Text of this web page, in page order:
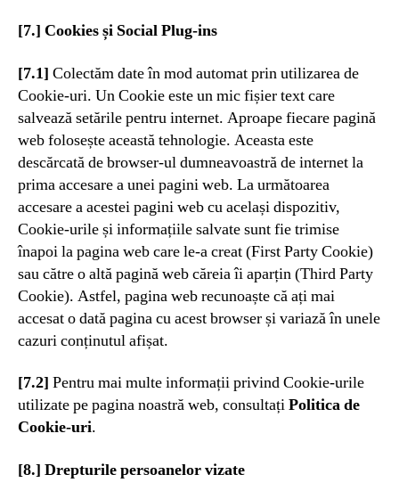
[7.] Cookies și Social Plug-ins
[7.1] Colectăm date în mod automat prin utilizarea de
Cookie-uri. Un Cookie este un mic fișier text care
salvează setările pentru internet. Aproape fiecare pagină
web folosește această tehnologie. Aceasta este
descărcată de browser-ul dumneavoastră de internet la
prima accesare a unei pagini web. La următoarea
accesare a acestei pagini web cu același dispozitiv,
Cookie-urile și informațiile salvate sunt fie trimise
înapoi la pagina web care le-a creat (First Party Cookie)
sau către o altă pagină web căreia îi aparțin (Third Party
Cookie). Astfel, pagina web recunoaște că ați mai
accesat o dată pagina cu acest browser și variază în unele
cazuri conținutul afișat.
[7.2] Pentru mai multe informații privind Cookie-urile
utilizate pe pagina noastră web, consultațiPolitica de
Cookie-uri.
[8.] Drepturile persoanelor vizate